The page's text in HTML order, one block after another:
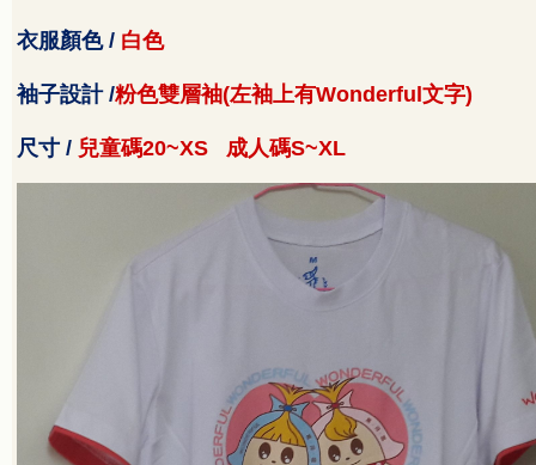
衣服顏色 / 白色
袖子設計/粉色雙層袖(左袖上有Wonderful 文字)
尺寸 / 兒童碼20~XS 成人碼S~XL